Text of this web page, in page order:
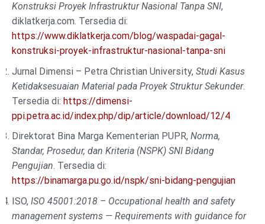
Konstruksi Proyek Infrastruktur Nasional Tanpa SNI,
diklatkerja.com. Tersedia di:
https://www.diklatkerja.com/blog/waspadai-gagal-
konstruksi-proyek-infrastruktur-nasional-tanpa-sni
Jurnal Dimensi – Petra Christian University, Studi Kasus
Ketidaksesuaian Material pada Proyek Struktur Sekunder.
Tersedia di: https://dimensi-
ppi.petra.ac.id/index.php/dip/article/download/12/4
Direktorat Bina Marga Kementerian PUPR, Norma,
Standar, Prosedur, dan Kriteria (NSPK) SNI Bidang
Pengujian. Tersedia di:
https://binamarga.pu.go.id/nspk/sni-bidang-pengujian
ISO, ISO 45001:2018 – Occupational health and safety
management systems — Requirements with guidance for